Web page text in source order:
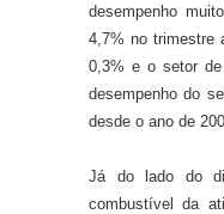
desempenho
4,7% no trimestre
0,3% e o setor
desempenho do
desde o ano de
Já do lado do
combustível da